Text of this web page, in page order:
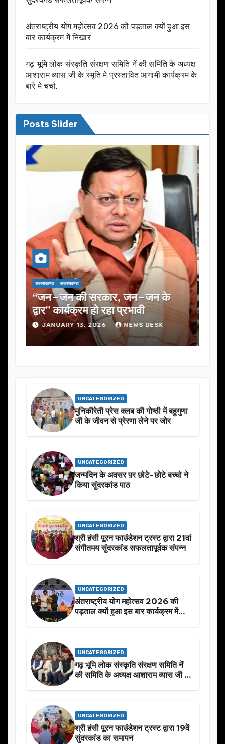
अंतराष्ट्रीय योग महोत्सव 2026 की पड़ताल क्यों हुआ इस
बार कार्यक्रम में निखार
गढ़ भूमि लोक संस्कृति संरक्षण समिति नें की समिति के अध्यक्ष
आशाराम व्यास जी के स्मृति मे प्रस्तावित आगामी कार्यक्रम के
बारे मे चर्चा.
Posts Slider
उत्तराखण्ड उत्तराखण्ड
यूजेवीएन लिमिटेड की 132वीं बोर्ड बैठक
में कई अहम प्रस्तावों को मंजूरी
JANUARY 13, 2026 NEWS DESK
UNCATEGORIZED
मुनिकीरेती प्रेस क्लब की गोष्ठी में बहुगुणा
जी के जीवन से प्रेरणा लेने पर जोर
UNCATEGORIZED
जन्मदिन के अवसर प़र छोटे-छोटे बच्चो ने
किया सुंदरकांड पाठ
UNCATEGORIZED
श्री हंसी पूरन फाउंडेशन ट्रस्ट द्वारा 21वां
संगीतमय सुंदरकांड सफलतापूर्वक संपन्न
UNCATEGORIZED
अंतराष्ट्रीय योग महोत्सव 2026 की
पड़ताल क्यों हुआ इस बार कार्यक्रम में
UNCATEGORIZED
गढ़ भूमि लोक संस्कृति संरक्षण समिति नें
की समिति के अध्यक्ष आशाराम व्यास जी के
UNCATEGORIZED
श्री हंसी पूरन फाउंडेशन ट्रस्ट द्वारा 19वें
सुंदरकांड का समापन